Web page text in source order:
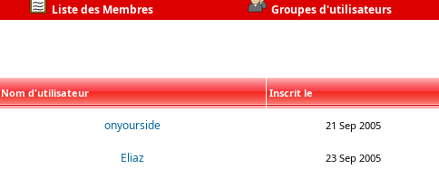
Liste des Membres Groupes d'utilisateurs
Nom d'utilisateur Inscrit le
onyourside 21 Sep 2005
Eliaz 23 Sep 2005